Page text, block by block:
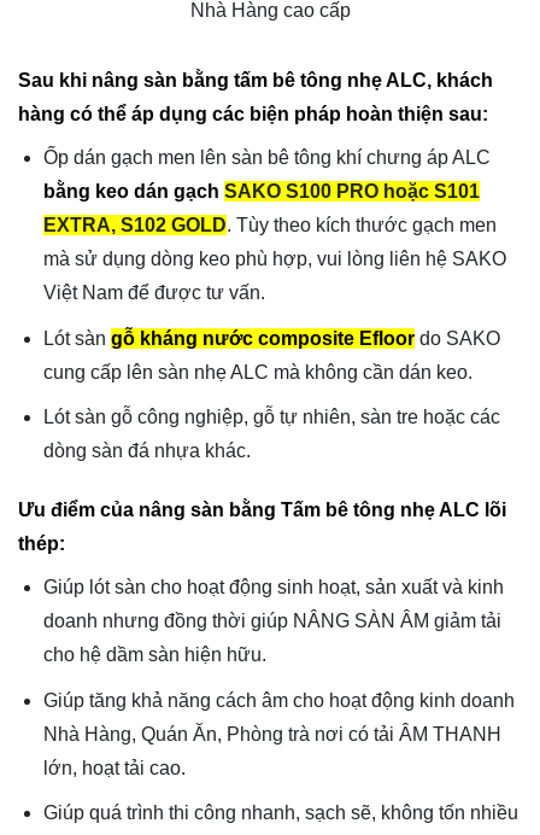
Nhà Hàng cao cấp
Sau khi nâng sàn bằng tấm bê tông nhẹ ALC, khách
hàng có thể áp dụng các biện pháp hoàn thiện sau:
Ốp dán gạch men lên sàn bê tông khí chưng áp ALC
bằng keo dán gạch SAKO S100 PRO hoặc S101
EXTRA, S102 GOLD. Tùy theo kích thước gạch men
mà sử dụng dòng keo phù hợp, vui lòng liên hệ SAKO
Việt Nam để được tư vấn.
Lót sàn gỗ kháng nước composite Efloordo SAKO
cung cấp lên sàn nhẹ ALC mà không cần dán keo.
Lót sàn gỗ công nghiệp, gỗ tự nhiên, sàn tre hoặc các
dòng sàn đá nhựa khác.
Ưu điểm của nâng sàn bằng Tấm bê tông nhẹ ALC lõi
thép:
Giúp lót sàn cho hoạt động sinh hoạt, sản xuất và kinh
doanh nhưng đồng thời giúp NÂNG SÀN ÂM giảm tải
cho hệ dầm sàn hiện hữu.
Giúp tăng khả năng cách âm cho hoạt động kinh doanh
Nhà Hàng, Quán Ăn, Phòng trà nơi có tải ÂM THANH
lớn, hoạt tải cao.
Giúp quá trình thi công nhanh, sạch sẽ, không tốn nhiều